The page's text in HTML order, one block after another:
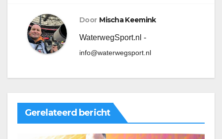
Door Mischa Keemink
WaterwegSport.nl -
info@waterwegsport.nl
Gerelateerd bericht